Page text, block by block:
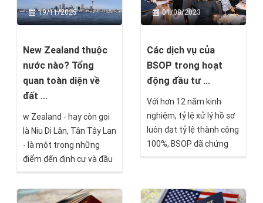
ngoài. Bạn đang tìm hiểu
về các con đường định cư
chưa biết bắt đầu từ
đâu?
thiên nhiên tươi đẹp, môi
trường sống trong lành
thống pháp luật minh
bạch và chính sách định
cư rõ ràng. Tuy nhiên,
rõ về các quy định pháp
lý đối với người nước
ngoài mua nhà định cư
New Zealand.
19/11/2025
New Zealand thuộc
nước nào? Tổng
quan toàn diện về
đất ...
w Zealand - hay còn gọi
là Niu Di Lân, Tân Tây Lan
- là một trong những
điểm đến định cư và đầu
cho người Việt Nam hiện
01/08/2023
Các dịch vụ của
BSOP trong hoạt
động đầu tư ...
Với hơn 12 năm kinh
nghiệm, tỷ lệ xử lý hồ sơ
luôn đạt tỷ lệ thành công
100%, BSOP đã chứng
Việt Nam.